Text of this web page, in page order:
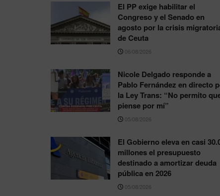
El PP exige habilitar el
Congreso y el Senado en
agosto por la crisis
de Ceuta
06/08/2026
Nicole Delgado responde a
Pablo Fernández en directo
la Ley Trans: “No permito
piense por mí”
05/08/2026
El Gobierno eleva en casi
millones el presupuesto
destinado a amortizar deuda
pública en 2026
05/08/2026